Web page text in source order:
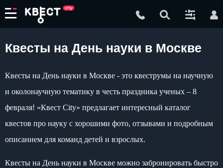
Квесты на День науки в Москве
Квесты на День науки в Москве - это квеструмы на научную
и околонаучную тематику в честь праздника ученых – 8
февраля! «Квест City» предлагает интересный каталог
квестов про науку с хорошими фото, отзывами и подробным
описанием для команд детей и взрослых.
Квесты на День науки в Москве можно забронировать быстро